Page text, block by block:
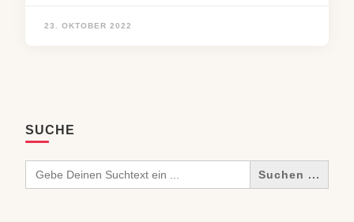
23. OKTOBER 2022
SUCHE
Search
for: